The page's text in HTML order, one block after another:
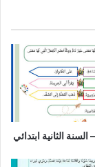
الثانية ابتدائي